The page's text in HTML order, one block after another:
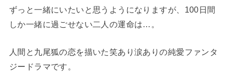
ずっと一緒にいたいと思うようになりますが、 100日間
しか一緒に過ごせない二人の運命は…。
人間と九尾狐の恋を描いた笑あり涙ありの純愛ファンタ
ジードラマです。